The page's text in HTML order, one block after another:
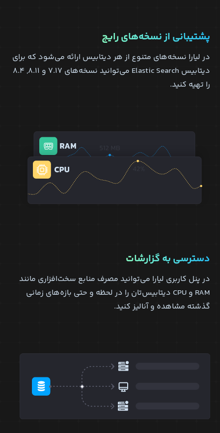
پشتیبانی از نسخه‌های رایج
در لیارا نسخه‌های متنوع از هر دیتابیس ارائه می‌شود که برای
دیتابیس Elastic Search می‌توانید نسخه‌های ۷.۱۷ و ۸.۱۱, ۸.۴
را تهیه کنید.
دسترسی به گزارشات
در پنل کاربری لیارا می‌توانید مصرف منابع سخت‌افزاری مانند
RAM و CPU دیتابیس‌تان را در لحظه و حتی بازه‌های زمانی
گذشته مشاهده و آنالیز کنید.